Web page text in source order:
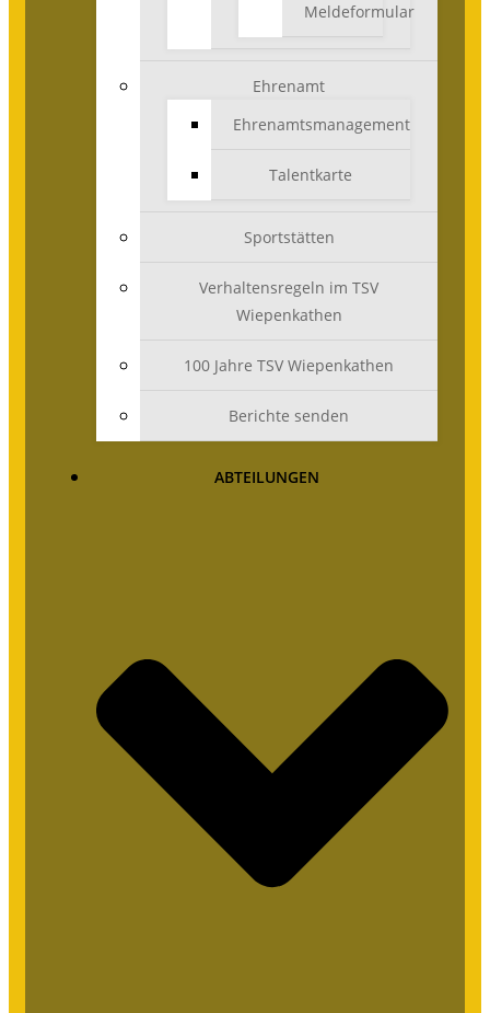
Meldeformular
Ehrenamt
Ehrenamtsmanagement
Talentkarte
Sportstätten
Verhaltensregeln im TSV
Wiepenkathen
100 Jahre TSV Wiepenkathen
Berichte senden
ABTEILUNGEN